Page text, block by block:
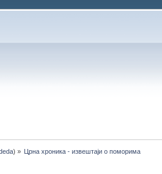
) » Црна хроника - извештаји о поморима